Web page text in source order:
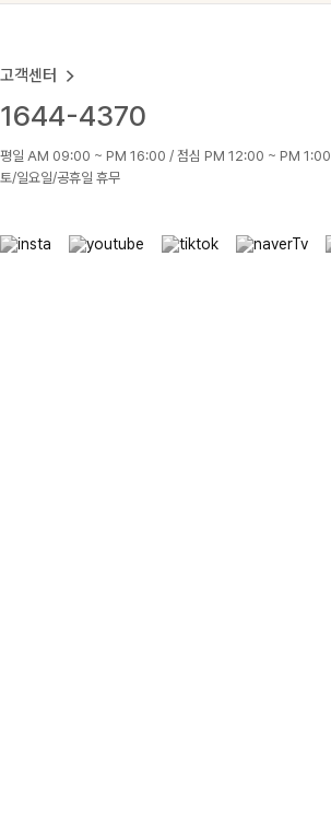
고객센터
1644-4370
평일 AM 09:00 ~ PM 16:00 / 점심 PM 12:00 ~ PM 1:00
토/일요일/공휴일 휴무